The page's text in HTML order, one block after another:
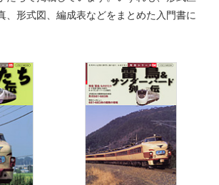
、形式図、編成表などをまとめた入門書に